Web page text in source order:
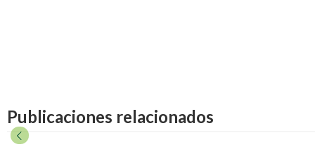
Publicaciones relacionados